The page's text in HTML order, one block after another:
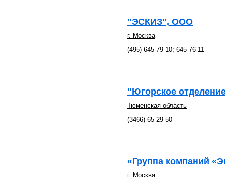
"ЭСКИЗ", ООО
г. Москва
(495) 645-79-10; 645-76-11
"Югорское
Тюменская область
(3466) 65-29-50
«Группа компаний
г. Москва